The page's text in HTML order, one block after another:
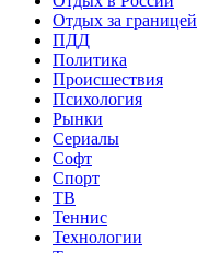
Отдых за границей
ПДД
Политика
Происшествия
Психология
Рынки
Сериалы
Софт
Спорт
ТВ
Теннис
Технологии